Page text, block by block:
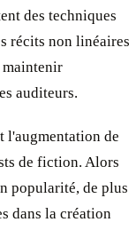
des techniques
récits non linéaires
maintenir
auditeurs.
l'augmentation de
de fiction. Alors
popularité, de plus
dans la création